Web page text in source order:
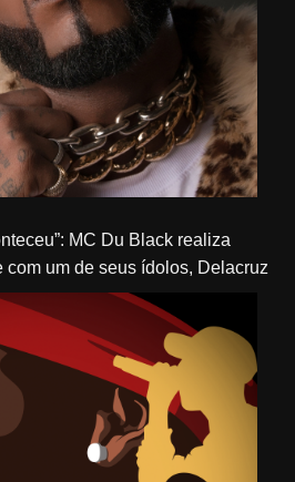
um de seus ídolos, Delacruz